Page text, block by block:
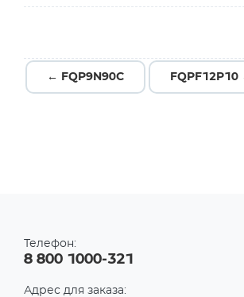
← FQP9N90C FQPF12P10
Телефон:
8 800 1000-321
Адрес для заказа: